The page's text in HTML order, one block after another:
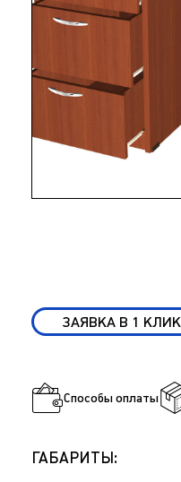
ЗАЯВКА В 1 КЛИК
Способы оплаты
ГАБАРИТЫ: